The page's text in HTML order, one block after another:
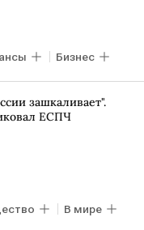
Бизнес
зашкаливает".
ЕСПЧ
В мире